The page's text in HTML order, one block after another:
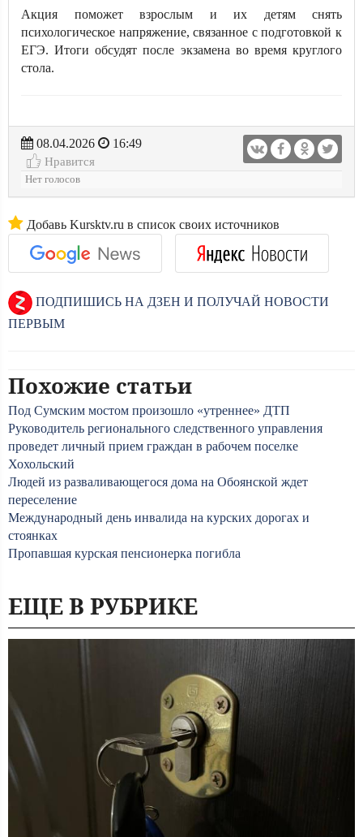
Акция поможет взрослым и их детям снять
психологическое напряжение, связанное с подготовкой к
ЕГЭ. Итоги обсудят после экзамена во время круглого
стола.
08.04.2026
16:49
Нравится
Нет голосов
Добавь Kursktv.ru в список своих источников
ПОДПИШИСЬ НА ДЗЕН И ПОЛУЧАЙ НОВОСТИ
ПЕРВЫМ
Похожие статьи
Под Сумским мостом произошло «утреннее» ДТП
Руководитель регионального следственного управления
проведет личный прием граждан в рабочем поселке
Хохольский
Людей из разваливающегося дома на Обоянской ждет
переселение
Международный день инвалида на курских дорогах и
стоянках
Пропавшая курская пенсионерка погибла
ЕЩЕ В РУБРИКЕ